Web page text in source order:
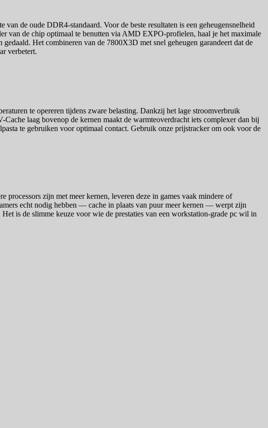
de oude DDR4-standaard. Voor de beste resultaten is een geheugensnelheid
van de chip optimaal te benutten via AMD EXPO-profielen, haal je het maximale
Het combineren van de 7800X3D met snel geheugen garandeert dat de
verbetert.
te opereren tijdens zware belasting. Dankzij het lage stroomverbruik
laag bovenop de kernen maakt de warmteoverdracht iets complexer dan bij
te gebruiken voor optimaal contact. Gebruik onze prijstracker om ook voor de
zijn met meer kernen, leveren deze in games vaak mindere of
echt nodig hebben — cache in plaats van puur meer kernen — werpt zijn
is de slimme keuze voor wie de prestaties van een workstation-grade pc wil in